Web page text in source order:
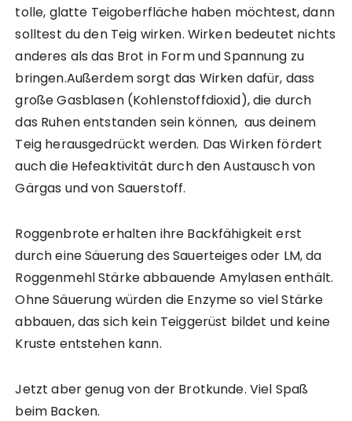
tolle, glatte Teigoberfläche haben möchtest, dann
solltest du den Teig wirken. Wirken bedeutet nichts
anderes als das Brot in Form und Spannung zu
bringen.Außerdem sorgt das Wirken dafür, dass
große Gasblasen (Kohlenstoffdioxid), die durch
das Ruhen entstanden sein können, aus deinem
Teig herausgedrückt werden. Das Wirken fördert
auch die Hefeaktivität durch den Austausch von
Gärgas und von Sauerstoff.
Roggenbrote erhalten ihre Backfähigkeit erst
durch eine Säuerung des Sauerteiges oder LM, da
Roggenmehl Stärke abbauende Amylasen enthält.
Ohne Säuerung würden die Enzyme so viel Stärke
abbauen, das sich kein Teiggerüst bildet und keine
Kruste entstehen kann.
Jetzt aber genug von der Brotkunde. Viel Spaß
beim Backen.